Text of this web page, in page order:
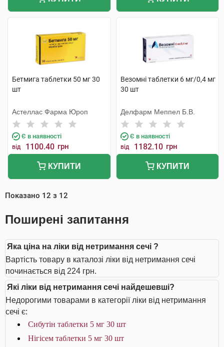
Бетмига таблетки 50 мг 30
шт
Астеллас Фарма Юроп
Є в наявності
від 1100.40 грн
КУПИТИ
Везомні таблетки 6 мг/0,4 мг
30 шт
Делфарм Меппел Б.В.
Є в наявності
від 1182.10 грн
КУПИТИ
Показано 12 з 12
Поширені запитання
Яка ціна на ліки від нетримання сечі ?
Вартість товару в каталозі ліки від нетримання сечі
починається від 224 грн.
Які ліки від нетримання сечі найдешевші?
Недорогими товарами в категорії ліки від нетримання
сечі є:
Сибутін таблетки 5 мг 30 шт
Нігісем таблетки 5 мг 30 шт